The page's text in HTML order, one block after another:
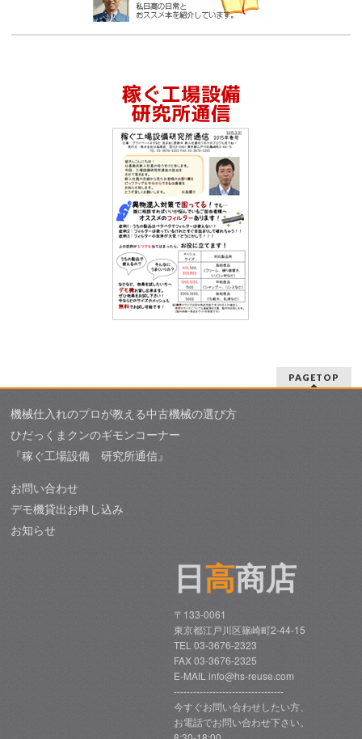
PAGETOP
機械仕入れのプロが教える中古機械の選び方
ひだっくまクンのギモンコーナー
『稼ぐ工場設備 研究所通信』
お問い合わせ
デモ機貸出お申し込み
お知らせ
日高商店
〒133-0061
東京都江戸川区篠崎町2-44-15
TEL 03-3676-2323
FAX 03-3676-2325
E-MAIL info@hs-reuse.com
----------------------------------
今すぐお問い合わせしたい方、
お電話でお問い合わせ下さい。